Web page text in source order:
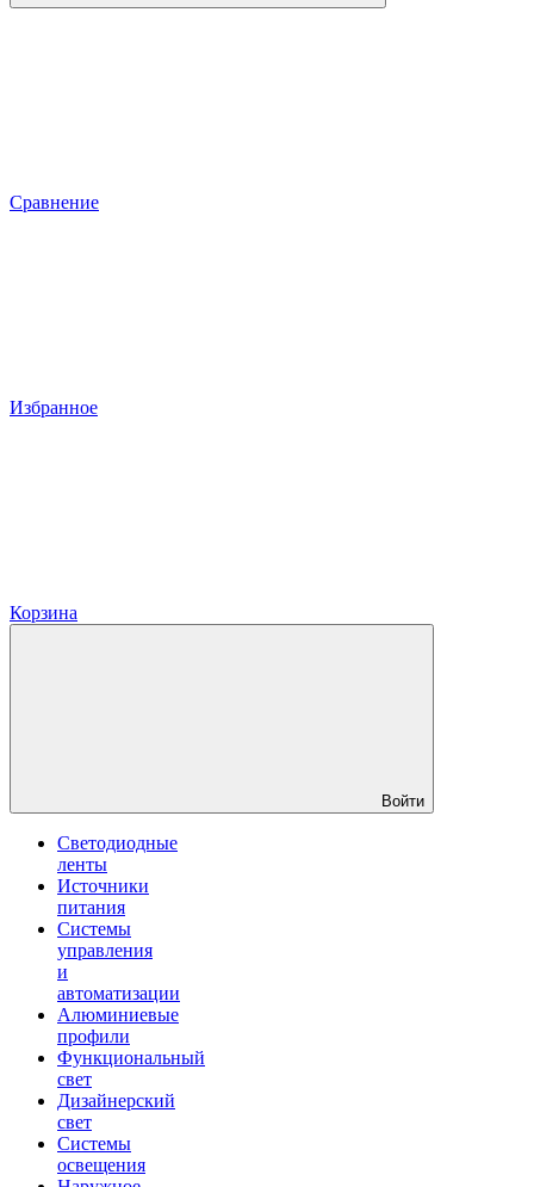
Сравнение
Избранное
Корзина
Войти
Светодиодные
ленты
Источники
питания
Системы
управления
и
автоматизации
Алюминиевые
профили
Функциональный
свет
Дизайнерский
свет
Системы
освещения